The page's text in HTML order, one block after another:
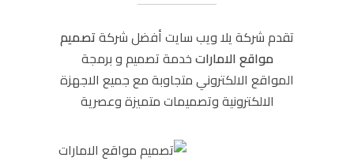
تقدم شركة يلا ويب سايت أفضل شركةتصميم
مواقع الاماراتخدمة تصميم و برمجة
المواقع الالكتروني متجاوبة مع جميع الاجهزة
الالكترونية وتصميمات متميزة وعصرية